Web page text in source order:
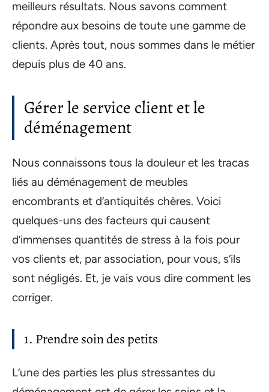
meilleurs résultats. Nous savons comment
répondre aux besoins de toute une gamme de
clients. Après tout, nous sommes dans le métier
depuis plus de 40 ans.
Gérer le service client et le
déménagement
Nous connaissons tous la douleur et les tracas
liés au déménagement de meubles
encombrants et d’antiquités chères. Voici
quelques-uns des facteurs qui causent
d’immenses quantités de stress à la fois pour
vos clients et, par association, pour vous, s’ils
sont négligés. Et, je vais vous dire comment les
corriger.
1. Prendre soin des petits
L’une des parties les plus stressantes du